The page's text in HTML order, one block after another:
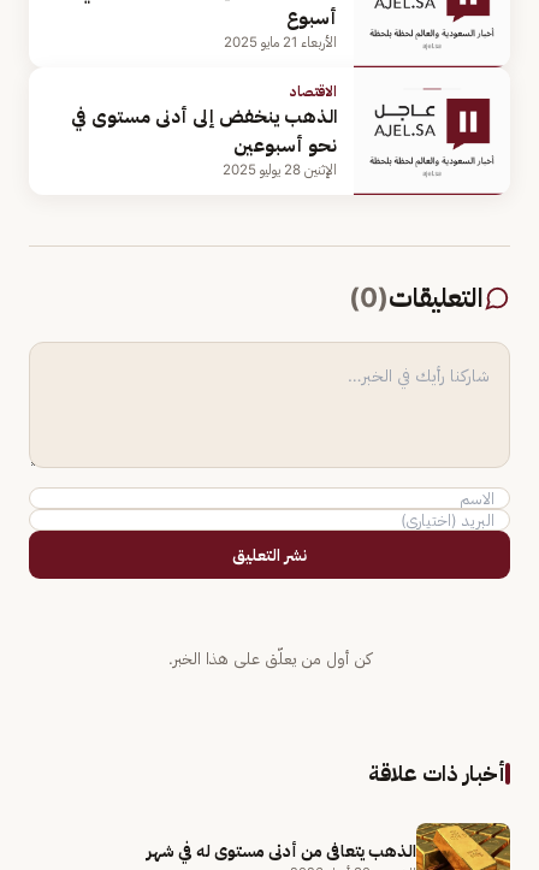
أسبوع
الأربعاء 21 مايو 2025
الاقتصاد
الذهب ينخفض إلى أدنى مستوى في
نحو أسبوعين
الإثنين 28 يوليو 2025
التعليقات(
0
)
نشر التعليق
كن أول من يعلّق على هذا الخبر.
أخبار ذات علاقة
الذهب يتعافى من أدنى مستوى له في شهر